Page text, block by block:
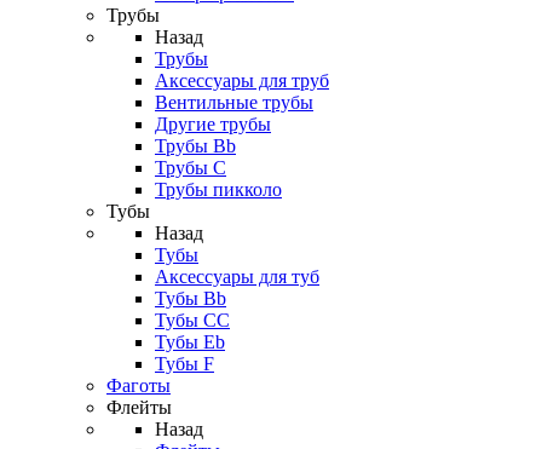
Трубы
Назад
Трубы
Аксессуары для труб
Вентильные трубы
Другие трубы
Трубы Bb
Трубы C
Трубы пикколо
Тубы
Назад
Тубы
Аксессуары для туб
Тубы Bb
Тубы CC
Тубы Eb
Тубы F
Фаготы
Флейты
Назад